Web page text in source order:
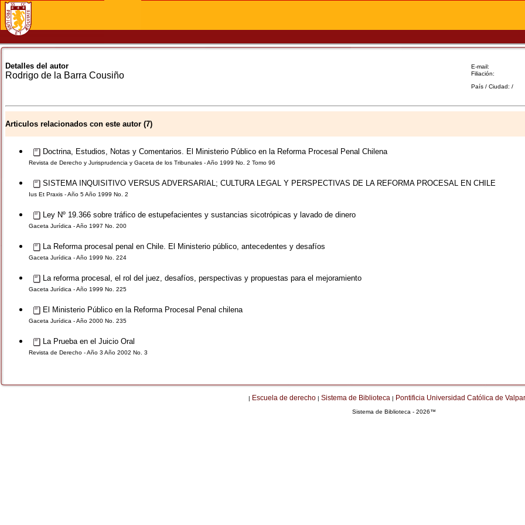
E-mail:
Filiación:
País / Ciudad: /
Detalles del autor
Rodrigo de la Barra Cousiño
Articulos relacionados con este autor (7)
Doctrina, Estudios, Notas y Comentarios. El Ministerio Público en la Reforma Procesal Penal Chilena
Revista de Derecho y Jurisprudencia y Gaceta de los Tribunales - Año 1999 No. 2 Tomo 96
SISTEMA INQUISITIVO VERSUS ADVERSARIAL; CULTURA LEGAL Y PERSPECTIVAS DE LA REFORMA PROCESAL EN CHILE
Ius Et Praxis - Año 5 Año 1999 No. 2
Ley Nº 19.366 sobre tráfico de estupefacientes y sustancias sicotrópicas y lavado de dinero
Gaceta Jurídica - Año 1997 No. 200
La Reforma procesal penal en Chile. El Ministerio público, antecedentes y desafíos
Gaceta Jurídica - Año 1999 No. 224
La reforma procesal, el rol del juez, desafíos, perspectivas y propuestas para el mejoramiento
Gaceta Jurídica - Año 1999 No. 225
El Ministerio Público en la Reforma Procesal Penal chilena
Gaceta Jurídica - Año 2000 No. 235
La Prueba en el Juicio Oral
Revista de Derecho - Año 3 Año 2002 No. 3
| Escuela de derecho | Sistema de Biblioteca | Pontificia Universidad Católica de
Sistema de Biblioteca - 2026™